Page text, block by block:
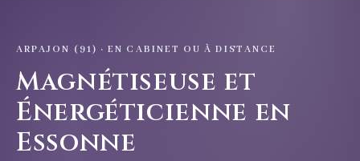
ARPAJON (91) · EN CABINET OU À DISTANCE
Magnétiseuse et
Énergéticienne en
Essonne